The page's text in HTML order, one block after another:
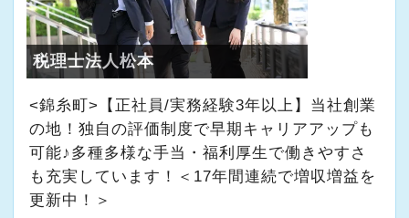
・入社時期は柔軟に対応
・半年～1年の調整も可能
「応募する」からお気軽にご連絡ください。
★入社後の仕事内容★
業務時間内は、事務所内スタッフともやりとり
して頂きながら、
完全在宅会計スタッフとして、会計業務全般を
お任せします。
【具体的な業務】
・記帳代行
税理士法人松本
<錦糸町>【正社員/実務経験3年以上】当社創業
の地！独自の評価制度で早期キャリアアップも
可能♪多種多様な手当・福利厚生で働きやすさ
も充実しています！＜17年間連続で増収増益を
更新中！＞